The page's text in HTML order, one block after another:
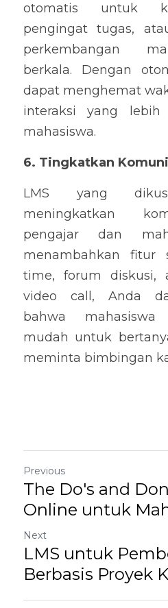
otomatis untuk
pengingat tugas,
perkembangan
berkala. Dengan
dapat menghemat
interaksi yang lebih
mahasiswa.
6. Tingkatkan
LMS yang
meningkatkan
pengajar dan
menambahkan fitur
time, forum diskusi,
video call, Anda
bahwa
mudah untuk
meminta bimbingan
Previous
The Do's and
Online untuk
Next
LMS untuk
Berbasis Proyek